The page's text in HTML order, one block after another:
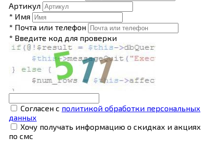
Артикул
* Имя
* Почта или телефон
* Введите код для проверки
Согласен с политикой обработки персональных
данных
Хочу получать информацию о скидках и акциях
по смс